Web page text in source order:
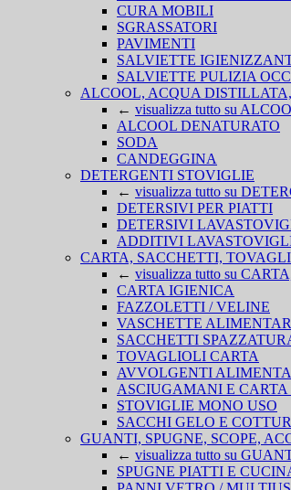
CURA MOBILI
SGRASSATORI
PAVIMENTI
SALVIETTE
SALVIETTE PULIZIA
ALCOOL, ACQUA
← visualizza tutto su
ALCOOL DENATURATO
SODA
CANDEGGINA
DETERGENTI STOVIGLIE
← visualizza tutto su
DETERSIVI PER PIATTI
DETERSIVI
ADDITIVI
CARTA, SACCHETTI,
← visualizza tutto su
CARTA IGIENICA
FAZZOLETTI / VELINE
VASCHETTE
SACCHETTI
TOVAGLIOLI CARTA
AVVOLGENTI
ASCIUGAMANI E CARTA
STOVIGLIE MONO USO
SACCHI GELO E
GUANTI, SPUGNE, SCOPE,
← visualizza tutto su
SPUGNE PIATTI E